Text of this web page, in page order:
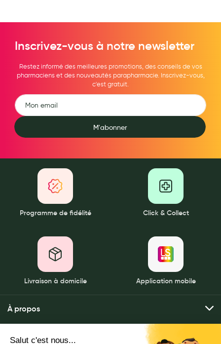
Soins jambes lourdes
Contention veineuse
Accessoires pieds et semelles
Soins ORL
Douleurs articulaires et musculaires
Santé séniors
Anti acariens, anti gale, anti tiques, insectifuges
Vétérinaire
Incontinence
Protections auditives
Piluliers
Inscrivez-vous à notre newsletter
Restez informé des meilleures promotions, des conseils de vos
pharmaciens et des nouveautés parapharmacie. Inscrivez-vous,
c'est gratuit.
M'abonner
Programme de fidélité Click & Collect
Livraison à domicile Application mobile
À propos
Qui sommes-nous ?
Nos pharmacies
Mes services